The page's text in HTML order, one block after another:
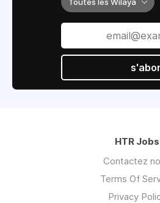
HTR Jobs
Contactez
Terms Of
Privacy